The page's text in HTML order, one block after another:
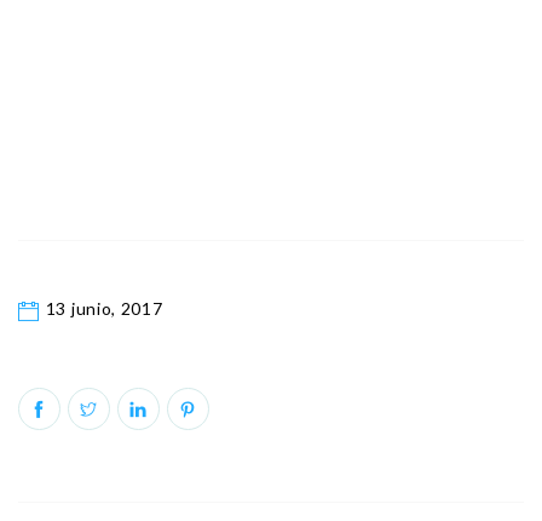
13 junio, 2017